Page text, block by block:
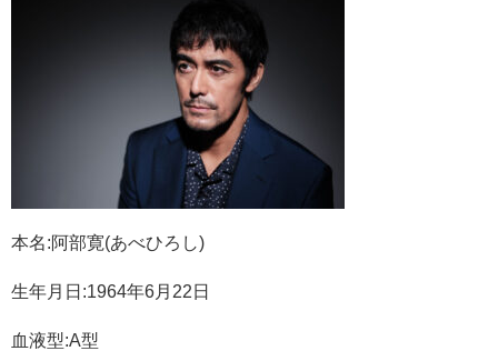
本名:阿部寛(あべひろし )
生年月日 :1964年6 月 22 日
血液型:A型